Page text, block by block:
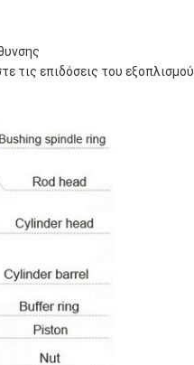
τις επιδόσεις του εξοπλισμού